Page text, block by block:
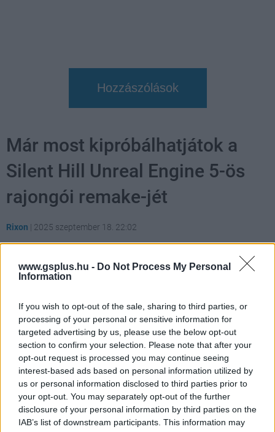
www.gsplus.hu - Do Not Process My Personal
Information
If you wish to opt-out of the sale, sharing to third parties, or
processing of your personal or sensitive information for
targeted advertising by us, please use the below opt-out
section to confirm your selection. Please note that after your
opt-out request is processed you may continue seeing
interest-based ads based on personal information utilized by
us or personal information disclosed to third parties prior to
your opt-out. You may separately opt-out of the further
disclosure of your personal information by third parties on the
IAB’s list of downstream participants. This information may
Hozzászólások
Már most kipróbálhatjátok a
Silent Hill Unreal Engine 5-ös
rajongói remake-jét
Rixon | 2025 szeptember 18. 22:02
Ha nem bírtok várni a hivatalos ráncfelvarrásig,
Loaded:
21.86%
A YouTube-on "Khadyko" néven ismert alkotó kiadott egy
rövid demót, amelyben az első Silent Hill-játék híres
zongora puzzle-jét lehet lejátszani az Unreal Engine 5-
ben. Fontos azonban megjegyezni, hogy a demó
bármikor eltűnhet, mivel a Konami várhatóan hamarosan
lépéseket tesz a rajongói tartalom eltávolítására.